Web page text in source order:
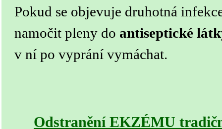
Pokud se objevuje druhotná
namočit pleny do antiseptické
v ní po vyprání vymáchat.
Odstranění EKZÉMU